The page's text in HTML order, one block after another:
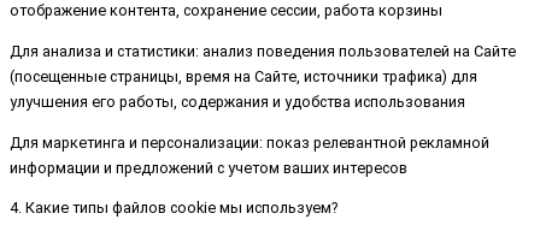
отображение контента, сохранение сессии, работа корзины
Для анализа и статистики: анализ поведения пользователей на Сайте
(посещенные страницы, время на Сайте, источники трафика) для
улучшения его работы, содержания и удобства использования
Для маркетинга и персонализации: показ релевантной рекламной
информации и предложений с учетом ваших интересов
4. Какие типы файлов cookie мы используем?